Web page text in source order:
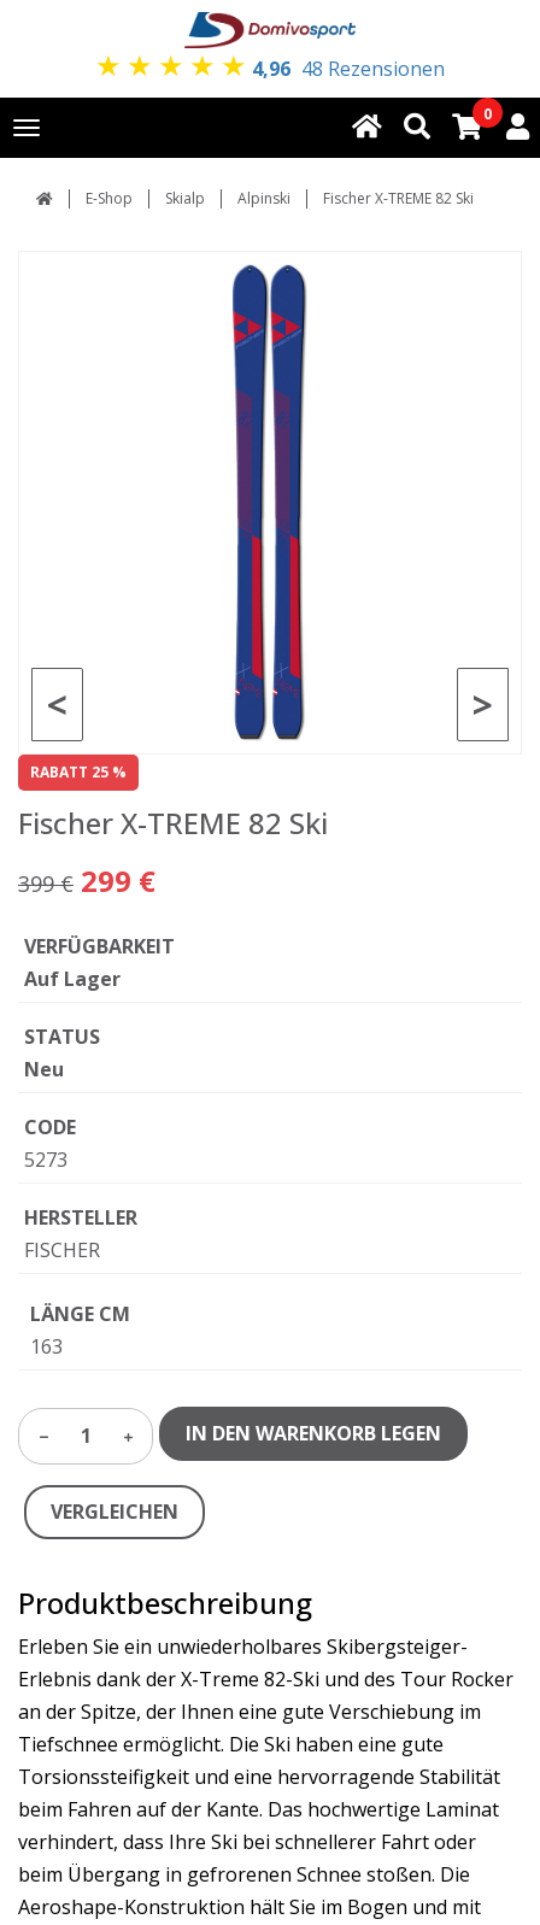
★ ★ ★ ★ ★ 4,96 48 Rezensionen
Toggle
navigation
0
E-Shop Skialp Alpinski Fischer X-TREME 82 Ski
>
<
RABATT 25 %
Fischer X-TREME 82 Ski
399 € 299 €
VERFÜGBARKEIT
Auf Lager
STATUS
Neu
CODE
5273
HERSTELLER
FISCHER
LÄNGE CM
163
1 IN DEN WARENKORB LEGEN
VERGLEICHEN
Produktbeschreibung
Erleben Sie ein unwiederholbares Skibergsteiger-
Erlebnis dank der X-Treme 82-Ski und des Tour Rocker
an der Spitze, der Ihnen eine gute Verschiebung im
Tiefschnee ermöglicht. Die Ski haben eine gute
Torsionssteifigkeit und eine hervorragende Stabilität
beim Fahren auf der Kante. Das hochwertige Laminat
verhindert, dass Ihre Ski bei schnellerer Fahrt oder
beim Übergang in gefrorenen Schnee stoßen. Die
Aeroshape-Konstruktion hält Sie im Bogen und mit